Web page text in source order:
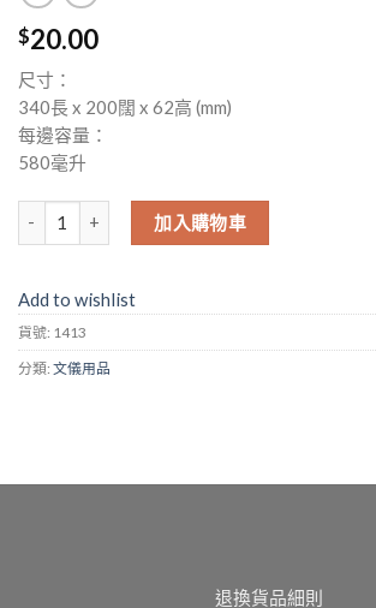
$20.00
尺寸：
340長 x 200闊 x 62高 (mm)
每邊容量：
580毫升
(No. 1413) 雙格寵物食物盆 數量
加入購物車
Add to wishlist
貨號: 1413
分類: 文儀用品
退換貨品細則